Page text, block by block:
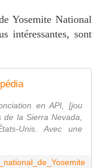
Yosemite National
intéressantes, sont
en API, [joʊ
de la Sierra Nevada,
Unis. Avec une